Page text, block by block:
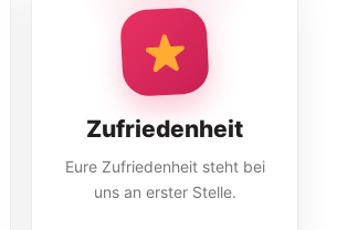
Zufriedenheit
Eure Zufriedenheit steht bei
uns an erster Stelle.